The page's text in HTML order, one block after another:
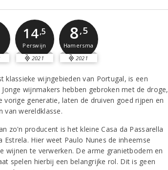
14,5
Perswijn
2021
8,5
Hamersma
2021
klassieke wijngebieden van Portugal, is een
wijnmakers hebben gebroken met de droge,
vorige generatie, laten de druiven goed rijpen en
van wereldklasse.
zo'n producent is het kleine Casa da Passarella
Estrela. Hier weet Paulo Nunes de inheemse
wijnen te verwerken. De arme granietbodem en
spelen hierbij een belangrijke rol. Dit is geen